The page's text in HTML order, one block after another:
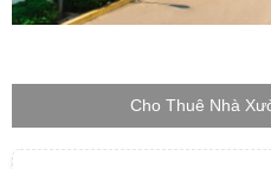
Cho Thuê Nhà